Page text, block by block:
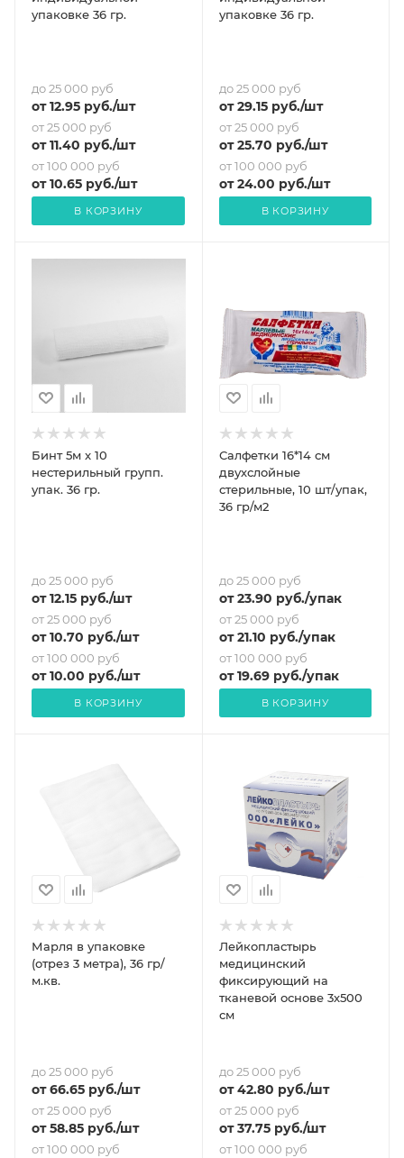
упаковке 36 гр.
до 25 000 руб
от12.95 руб./шт
от 25 000 руб
от11.40 руб./шт
от 100 000 руб
от10.65 руб./шт
В КОРЗИНУ
упаковке 36 гр.
до 25 000 руб
от29.15руб./шт
от 25 000 руб
от25.70 руб./шт
от 100 000 руб
от24.00 руб./шт
В КОРЗИНУ
Бинт 5м x 10
нестерильный групп.
упак. 36 гр.
до 25 000 руб
от12.15 руб./шт
от 25 000 руб
от10.70 руб./шт
от 100 000 руб
от10.00 руб./шт
В КОРЗИНУ
Салфетки 16*14 см
двухслойные
стерильные, 10 шт/упак,
36 гр/м2
до 25 000 руб
от23.90 руб./упак
от 25 000 руб
от21.10 руб./упак
от 100 000 руб
от19.69руб./упак
В КОРЗИНУ
Марля в упаковке
(отрез 3 метра), 36 гр/
м.кв.
до 25 000 руб
от66.65 руб./шт
от 25 000 руб
от58.85 руб./шт
от 100 000 руб
Лейкопластырь
медицинский
фиксирующий на
тканевой основе 3х500
см
до 25 000 руб
от42.80 руб./шт
от 25 000 руб
от37.75руб./шт
от 100 000 руб